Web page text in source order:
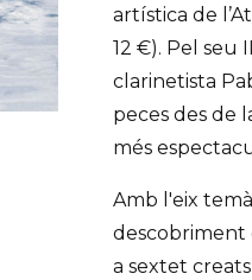
artística de
12 €). Pel seu
clarinetista
peces des de
més
Amb l'eix
descobriment
a sextet